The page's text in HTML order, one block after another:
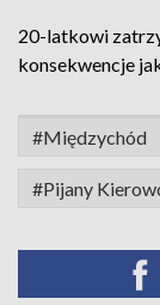
20-latkowi
konsekwencje
#Międzychód
#Pijany